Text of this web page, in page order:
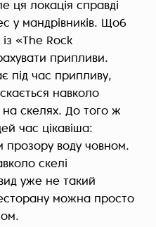
ця локація справді
у мандрівників. Щоб
«The Rock
припливи.
під час припливу,
навколо
на скелях. До того ж
час цікавіша:
прозору воду човном.
скелі
уже не такий
можна просто